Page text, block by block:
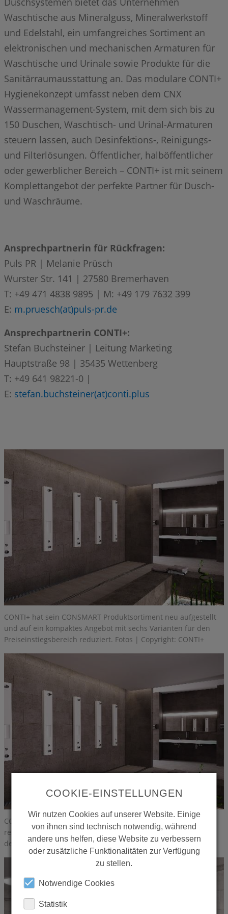
Waschtische aus Mineralguss, Mineralwerkstoff
und Edelstahl, ein umfangreiches Sortiment an
elektronischen und mechanischen Armaturen für
Waschtische und Urinale sowie Produkte für die
Sanitärraumausstattung an. Das modulare CONTI+
Hygienekonzept umfasst neben dem CNX
Wassermanagement-System, mit dem sich bis zu
150 Duschen, Waschtisch- und Urinal-Armaturen
steuern lassen, auch Desinfektions-, Reinigungs-
und Filterlösungen. Öffentlicher, halböffentlicher
oder gewerblicher Bereich – CONTI+ ist mit seinem
Komplettangebot der perfekte Partner für Dusch-
und Waschräume.
Ansprechpartnerin für Rückfragen:
Puls PR | Melanie Prüsch
Wurster Str. 141 | 27580 Bremerhaven
T: +49 471 4838 9895 | M: +49 179 7632 399
E: m.pruesch(at)puls-pr.de
Ansprechpartnerin CONTI+:
Stefan Buchsteiner | Leitung Marketing
Hauptstraße 98 | 35435 Wettenberg
T: +49 641 98221-0 |
E: stefan.buchsteiner(at)conti.plus
CONTI+ hat sein CONSMART Produktsortiment neu aufgestellt
und auf ein kompaktes Angebot mit sechs Varianten für den
Preiseinstiegsbereich reduziert. Fotos | Copyright: CONTI+
CONTI+ a réorganisé sa gamme de produits CONSMART et l'a
resserrée en une offre compacte de six versions pour l'entrée
de gamme. Photos | Copyright: CONTI+
COOKIE-EINSTELLUNGEN
Wir nutzen Cookies auf unserer Website. Einige
von ihnen sind technisch notwendig, während
andere uns helfen, diese Website zu verbessern
oder zusätzliche Funktionalitäten zur Verfügung
zu stellen.
Notwendige Cookies
Statistik